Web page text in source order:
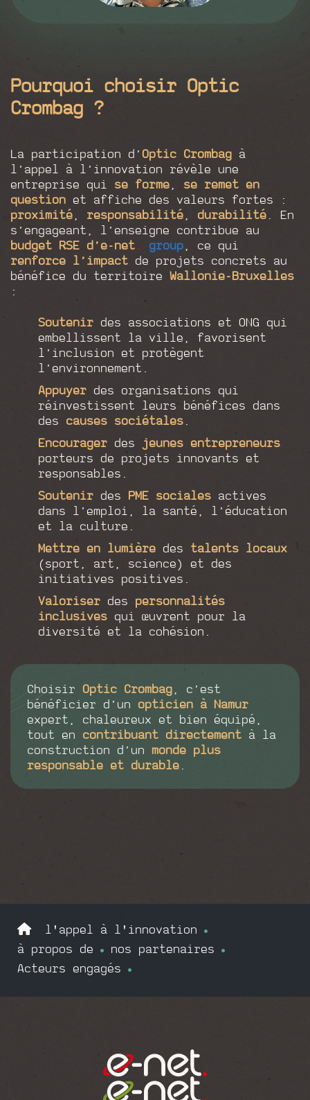
Pourquoi choisir Optic
Crombag ?
La participation d’Optic Crombag à
l’appel à l’innovation révèle une
entreprise qui se forme, se remet en
question et affiche des valeurs fortes :
proximité, responsabilité, durabilité. En
s’engageant, l’enseigne contribue au
budget RSE d’e-net. group, ce qui
renforce l’impact de projets concrets au
bénéfice du territoire Wallonie-Bruxelles
:
Soutenir des associations et ONG qui
embellissent la ville, favorisent
l’inclusion et protègent
l’environnement.
Appuyer des organisations qui
réinvestissent leurs bénéfices dans
des causes sociétales.
Encourager des jeunes entrepreneurs
porteurs de projets innovants et
responsables.
Soutenir des PME sociales actives
dans l’emploi, la santé, l’éducation
et la culture.
Mettre en lumière des talents locaux
(sport, art, science) et des
initiatives positives.
Valoriser des personnalités
inclusives qui œuvrent pour la
diversité et la cohésion.
Choisir Optic Crombag, c’est
bénéficier d’un opticien à Namur
expert, chaleureux et bien équipé,
tout en contribuant directement à la
construction d’un monde plus
responsable et durable.
l'appel à l'innovation
à propos de
nos partenaires
Acteurs engagés